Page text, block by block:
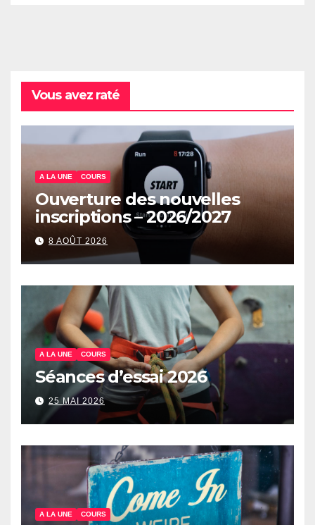
Vous avez raté
A LA UNE COURS
Ouverture des nouvelles
inscriptions – 2026/2027
8 AOÛT 2026
A LA UNE COURS
Séances d’essai 2026
25 MAI 2026
A LA UNE COURS